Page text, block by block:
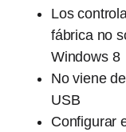
Los
fábrica no
Windows 8
No viene
USB
Configurar